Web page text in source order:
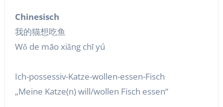
Chinesisch
我的猫想吃鱼
Wǒ de māo xiǎng chī yú
Ich-possessiv-Katze-wollen-essen-Fisch
„Meine Katze(n) will/wollen Fisch essen“